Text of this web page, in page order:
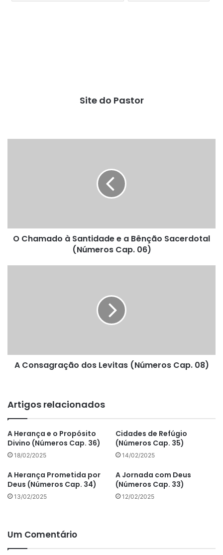
Site do Pastor
(Números
Cap.
O Chamado à Santidade e a Bênção Sacerdotal
(Números Cap. 06)
A Consagração dos Levitas (Números Cap. 08)
Artigos relacionados
A Herança e o Propósito
Divino (Números Cap. 36)
18/02/2025
Cidades de Refúgio
(Números Cap. 35)
14/02/2025
A Herança Prometida por
Deus (Números Cap. 34)
13/02/2025
A Jornada com Deus
(Números Cap. 33)
12/02/2025
Um Comentário